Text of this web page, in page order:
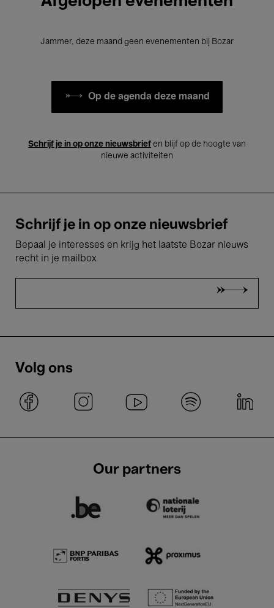
Jammer, deze maand geen evenementen bij Bozar
Op de agenda deze maand
Schrijf je in op onze nieuwsbrief en blijf op de hoogte van
nieuwe activiteiten
Schrijf je in op onze nieuwsbrief
Bepaal je interesses en krijg het laatste Bozar nieuws
recht in je mailbox
Volg ons
Our partners